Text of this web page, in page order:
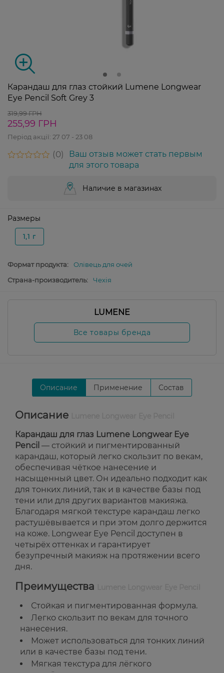
Карандаш для глаз стойкий Lumene Longwear
Eye Pencil Soft Grey 3
319,99 ГРН
255,99 ГРН
Період акції: 27 07 - 23 08
0
Ваш отзыв может стать первым
для этого товара
Наличие в магазинах
Размеры
1,1 г
Формат продукта:
Олівець для очей
Страна-производитель:
Чехія
LUMENE
Все товары бренда
Описание Применение Состав
Описание
Карандаш для глаз Lumene Longwear Eye
Pencil — стойкий и пигментированный
карандаш, который легко скользит по векам,
обеспечивая чёткое нанесение и
насыщенный цвет. Он идеально подходит как
для тонких линий, так и в качестве базы под
тени или для других вариантов макияжа.
Благодаря мягкой текстуре карандаш легко
растушёвывается и при этом долго держится
на коже. Longwear Eye Pencil доступен в
четырёх оттенках и гарантирует
безупречный макияж на протяжении всего
дня.
Преимущества
Стойкая и пигментированная формула.
Легко скользит по векам для точного
нанесения.
Может использоваться для тонких линий
или в качестве базы под тени.
Мягкая текстура для лёгкого